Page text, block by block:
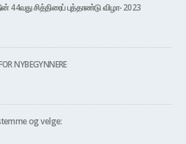
44வது சித்திரைப் புத்தாண்டு விழா- 2023
NYBEGYNNERE
og velge: